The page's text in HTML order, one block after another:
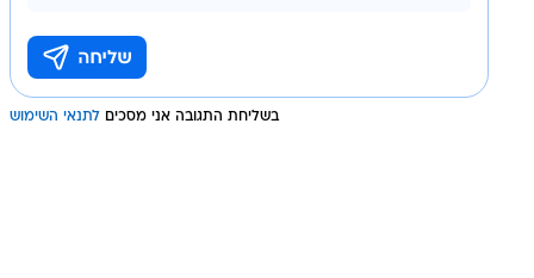
בשליחת התגובה אני מסכים לתנאי השימוש